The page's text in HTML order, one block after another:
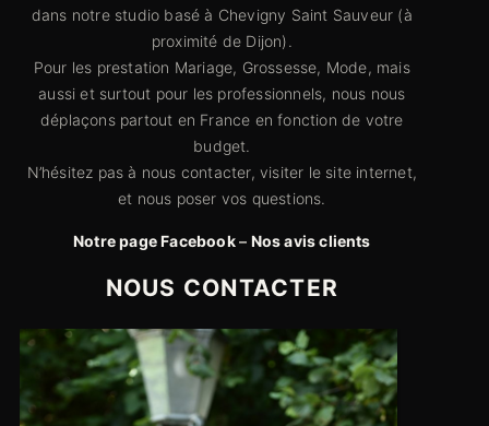
dans notre studio basé à Chevigny Saint Sauveur (à
proximité de Dijon).
Pour les prestation Mariage, Grossesse, Mode, mais
aussi et surtout pour les professionnels, nous nous
déplaçons partout en France en fonction de votre
budget.
N’hésitez pas à nous contacter, visiter le site internet,
et nous poser vos questions.
Notre page Facebook– Nos avis clients
NOUS CONTACTER